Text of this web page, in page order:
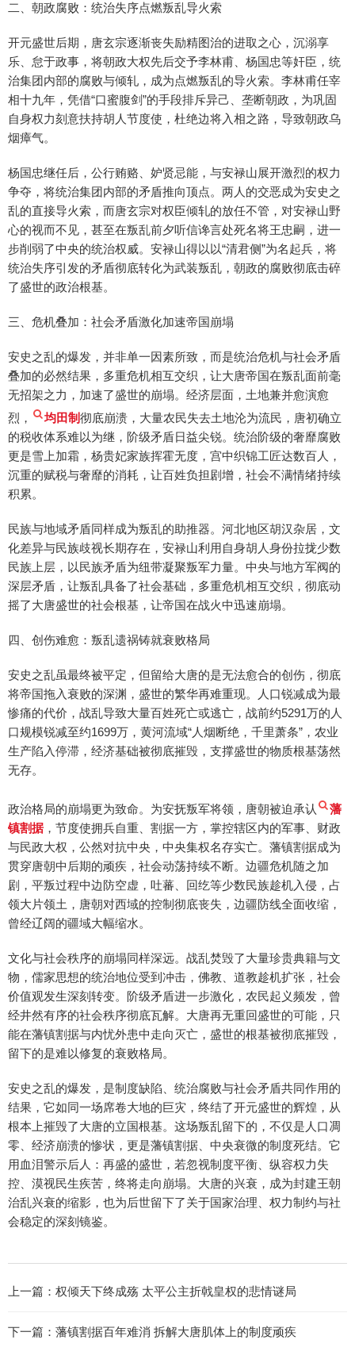
二、朝政腐败：统治失序点燃叛乱导火索
开元盛世后期，唐玄宗逐渐丧失励精图治的进取之心，沉溺享
乐、怠于政事，将朝政大权先后交予李林甫、杨国忠等奸臣，统
治集团内部的腐败与倾轧，成为点燃叛乱的导火索。李林甫任宰
相十九年，凭借“口蜜腹剑”的手段排斥异己、垄断朝政，为巩固
自身权力刻意扶持胡人节度使，杜绝边将入相之路，导致朝政乌
烟瘴气。
杨国忠继任后，公行贿赂、妒贤忌能，与安禄山展开激烈的权力
争夺，将统治集团内部的矛盾推向顶点。两人的交恶成为安史之
乱的直接导火索，而唐玄宗对权臣倾轧的放任不管，对安禄山野
心的视而不见，甚至在叛乱前夕听信谗言处死名将王忠嗣，进一
步削弱了中央的统治权威。安禄山得以以“清君侧”为名起兵，将
统治失序引发的矛盾彻底转化为武装叛乱，朝政的腐败彻底击碎
了盛世的政治根基。
三、危机叠加：社会矛盾激化加速帝国崩塌
安史之乱的爆发，并非单一因素所致，而是统治危机与社会矛盾
叠加的必然结果，多重危机相互交织，让大唐帝国在叛乱面前毫
无招架之力，加速了盛世的崩塌。经济层面，土地兼并愈演愈
烈，
均田制彻底崩溃，大量农民失去土地沦为流民，唐初确立
的税收体系难以为继，阶级矛盾日益尖锐。统治阶级的奢靡腐败
更是雪上加霜，杨贵妃家族挥霍无度，宫中织锦工匠达数百人，
沉重的赋税与奢靡的消耗，让百姓负担剧增，社会不满情绪持续
积累。
民族与地域矛盾同样成为叛乱的助推器。河北地区胡汉杂居，文
化差异与民族歧视长期存在，安禄山利用自身胡人身份拉拢少数
民族上层，以民族矛盾为纽带凝聚叛军力量。中央与地方军阀的
深层矛盾，让叛乱具备了社会基础，多重危机相互交织，彻底动
摇了大唐盛世的社会根基，让帝国在战火中迅速崩塌。
四、创伤难愈：叛乱遗祸铸就衰败格局
安史之乱虽最终被平定，但留给大唐的是无法愈合的创伤，彻底
将帝国拖入衰败的深渊，盛世的繁华再难重现。人口锐减成为最
惨痛的代价，战乱导致大量百姓死亡或逃亡，战前约5291万的人
口规模锐减至约1699万，黄河流域“人烟断绝，千里萧条”，农业
生产陷入停滞，经济基础被彻底摧毁，支撑盛世的物质根基荡然
无存。
政治格局的崩塌更为致命。为安抚叛军将领，唐朝被迫承认
藩
镇割据 ，节度使拥兵自重、割据一方，掌控辖区内的军事、财政
与民政大权，公然对抗中央，中央集权名存实亡。藩镇割据成为
贯穿唐朝中后期的顽疾，社会动荡持续不断。边疆危机随之加
剧，平叛过程中边防空虚，吐蕃、回纥等少数民族趁机入侵，占
领大片领土，唐朝对西域的控制彻底丧失，边疆防线全面收缩，
曾经辽阔的疆域大幅缩水。
文化与社会秩序的崩塌同样深远。战乱焚毁了大量珍贵典籍与文
物，儒家思想的统治地位受到冲击，佛教、道教趁机扩张，社会
价值观发生深刻转变。阶级矛盾进一步激化，农民起义频发，曾
经井然有序的社会秩序彻底瓦解。大唐再无重回盛世的可能，只
能在藩镇割据与内忧外患中走向灭亡，盛世的根基被彻底摧毁，
留下的是难以修复的衰败格局。
安史之乱的爆发，是制度缺陷、统治腐败与社会矛盾共同作用的
结果，它如同一场席卷大地的巨灾，终结了开元盛世的辉煌，从
根本上摧毁了大唐的立国根基。这场叛乱留下的，不仅是人口凋
零、经济崩溃的惨状，更是藩镇割据、中央衰微的制度死结。它
用血泪警示后人：再盛的盛世，若忽视制度平衡、纵容权力失
控、漠视民生疾苦，终将走向崩塌。大唐的兴衰，成为封建王朝
治乱兴衰的缩影，也为后世留下了关于国家治理、权力制约与社
会稳定的深刻镜鉴。
上一篇： 权倾天下终成殇 太平公主折戟皇权的悲情谜局
下一篇： 藩镇割据百年难消 拆解大唐肌体上的制度顽疾